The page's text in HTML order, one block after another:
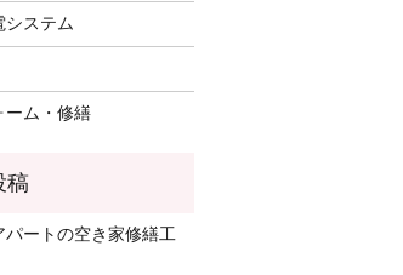
システム
ーム・修繕
パートの空き家修繕工